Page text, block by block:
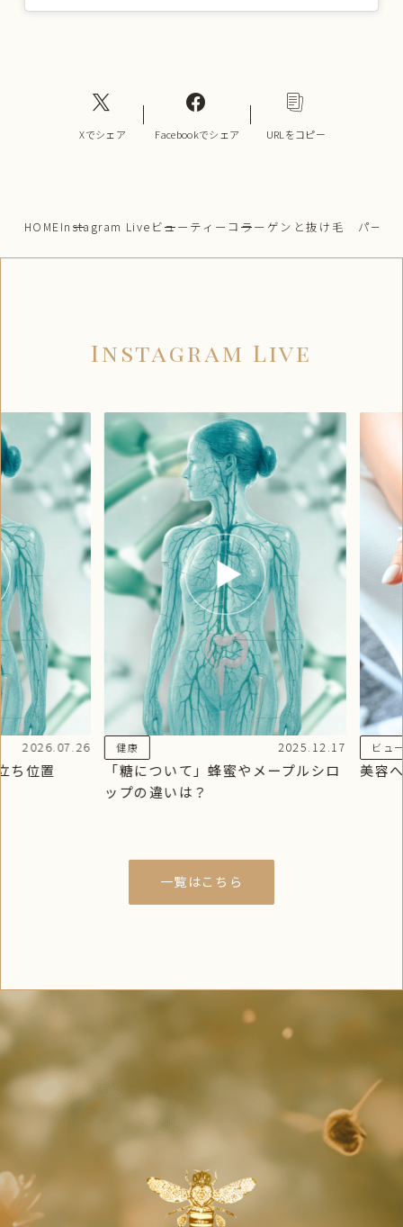
Xでシェア Facebookでシェア URLをコピー
HOMEInstagram Live ビューティー コラーゲンと抜け毛 パート
Instagram Live
2026.07.26
ち位置
2025.12.17
健康
「糖について」蜂蜜やメープルシロ
ップの違いは？
ビュ
美容
一覧はこちら